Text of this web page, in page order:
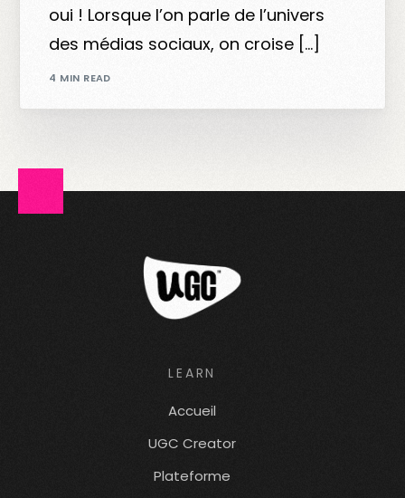
oui ! Lorsque l’on parle de l’univers
des médias sociaux, on croise […]
4 MIN READ
LEARN
Accueil
UGC Creator
Plateforme